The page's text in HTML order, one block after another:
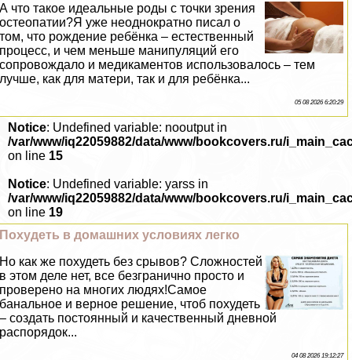
А что такое идеальные роды с точки зрения
остеопатии?Я уже неоднократно писал о
том, что рождение ребёнка – естественный
процесс, и чем меньше манипуляций его
сопровождало и медикаментов использовалось – тем
лучше, как для матери, так и для ребёнка...
05 08 2026 6:20:29
Notice: Undefined variable: nooutput in
/var/www/iq22059882/data/www/bookcovers.ru/
on line 15
Notice: Undefined variable: yarss in
/var/www/iq22059882/data/www/bookcovers.ru/
on line 19
Похудеть в домашних условиях легко
Но как же похудеть без срывов? Сложностей
в этом деле нет, все безгранично просто и
проверено на многих людях!Самое
бaнaльное и верное решение, чтоб похудеть
– создать постоянный и качественный дневной
распорядок...
04 08 2026 19:12:27